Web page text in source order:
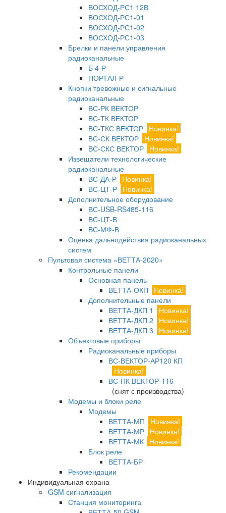
ВОСХОД-РС1 12В
ВОСХОД-РС1-01
ВОСХОД-РС1-02
ВОСХОД-РС1-03
Брелки и панели управления
радиоканальные
Б 4-Р
ПОРТАЛ-Р
Кнопки тревожные и сигнальные
радиоканальные
ВС-РК ВЕКТОР
ВС-ТК ВЕКТОР
ВС-ТКС ВЕКТОР Новинка!
ВС-СК ВЕКТОР Новинка!
ВС-СКС ВЕКТОР Новинка!
Извещатели технологические
радиоканальные
ВС-ДА-Р Новинка!
ВС-ЦТ-Р Новинка!
Дополнительное оборудование
ВС-USB-RS485-116
ВС-ЦТ-В
ВС-МФ-В
Оценка дальнодействия радиоканальных
систем
Пультовая система «ВЕТТА-2020»
Контрольные панели
Основная панель
ВЕТТА-ОКП
Новинка!
Дополнительные панели
ВЕТТА-ДКП 1
Новинка!
ВЕТТА-ДКП 2
Новинка!
ВЕТТА-ДКП 3
Новинка!
Объектовые приборы
Радиоканальные приборы
ВС-ВЕКТОР-АР120 КП
Новинка!
ВС-ПК ВЕКТОР-116
(снят с производства)
Модемы и блоки реле
Модемы
ВЕТТА-МП
Новинка!
ВЕТТА-МР Новинка!
ВЕТТА-МК Новинка!
Блок реле
ВЕТТА-БР
Рекомендации
Индивидуальная охрана
GSM сигнализация
Станция мониторинга